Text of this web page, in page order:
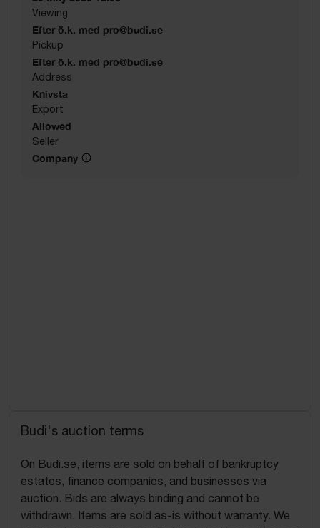
Viewing
Efter ö.k. med pro@budi.se
Pickup
Efter ö.k. med pro@budi.se
Address
Knivsta
Export
Allowed
Seller
Company
Budi's auction terms
On Budi.se, items are sold on behalf of bankruptcy
estates, finance companies, and businesses via
auction. Bids are always binding and cannot be
withdrawn. Items are sold as-is without warranty. We